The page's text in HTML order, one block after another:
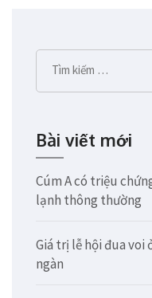
Tìm
kiếm
Bài viết mới
Cúm A có triệu
lạnh thông thường
Giá trị lễ hội đua voi
ngàn